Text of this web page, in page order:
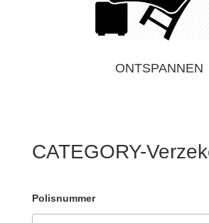
ONTSPANNEN
CATEGORY-
Polisnummer